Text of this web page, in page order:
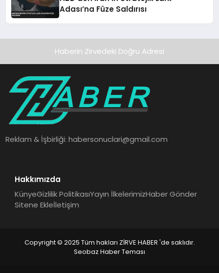
Adası’na Füze Saldırısı
Haberin Zirvedeki Doğru Adresi
Reklam & İşbirliği:habersonuclari@gmail.com
Hakkımızda
KünyeGizlilik PolitikasıYayın İlkelerimizHaber Gönder
Sitene Ekleİletişim
Copyright © 2025 Tüm hakları ZİRVE HABER 'de saklıdır.
Seobaz Haber Teması